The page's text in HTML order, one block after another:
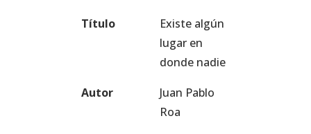
Título
Existe algún
lugar en
donde nadie
Autor
Juan Pablo
Roa